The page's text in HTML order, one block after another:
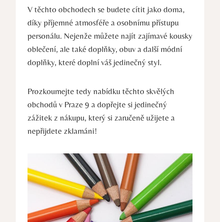
V těchto obchodech se budete cítit jako doma,
díky příjemné atmosféře a osobnímu přístupu
personálu. Nejenže můžete najít zajímavé kousky
oblečení, ale také doplňky, obuv a další módní
doplňky, které doplní váš jedinečný styl.
Prozkoumejte tedy nabídku těchto skvělých
obchodů v Praze 9 a dopřejte si jedinečný
zážitek z nákupu, který si zaručeně užijete a
nepřijdete zklamáni!